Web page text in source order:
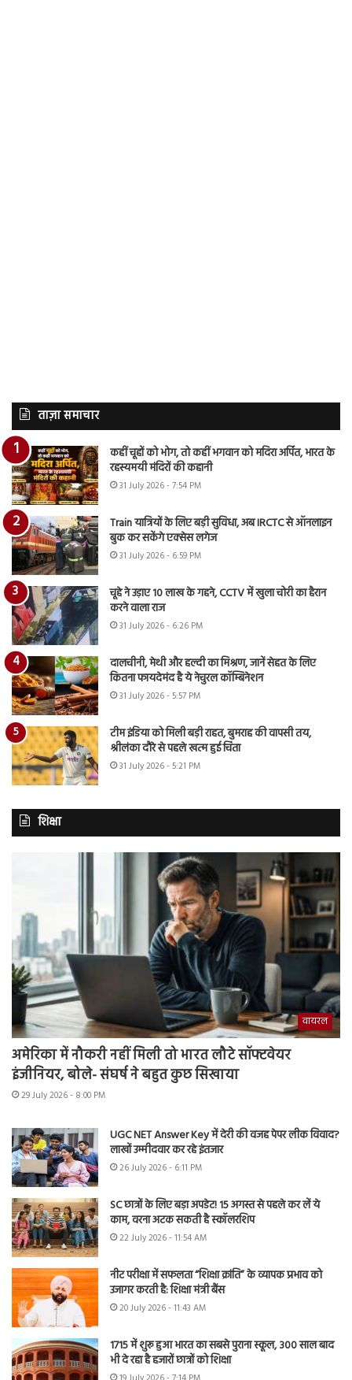
ताज़ा समाचार
कहीं चूहों को भोग, तो कहीं भगवान को मदिरा अर्पित, भारत के
रहस्यमयी मंदिरों की कहानी
31 July 2026 - 7:54 PM
Train यात्रियों के लिए बड़ी सुविधा, अब IRCTC से ऑनलाइन
बुक कर सकेंगे एक्सेस लगेज
31 July 2026 - 6:59 PM
चूहे ने उड़ाए 10 लाख के गहने, CCTV में खुला चोरी का हैरान
करने वाला राज
31 July 2026 - 6:26 PM
दालचीनी, मेथी और हल्दी का मिश्रण, जानें सेहत के लिए
कितना फायदेमंद है ये नेचुरल कॉम्बिनेशन
31 July 2026 - 5:57 PM
टीम इंडिया को मिली बड़ी राहत, बुमराह की वापसी तय,
श्रीलंका दौरे से पहले खत्म हुई चिंता
31 July 2026 - 5:21 PM
शिक्षा
वायरल
अमेरिका में नौकरी नहीं मिली तो भारत लौटे सॉफ्टवेयर
इंजीनियर, बोले- संघर्ष ने बहुत कुछ सिखाया
29 July 2026 - 8:00 PM
UGC NET Answer Key में देरी की वजह पेपर लीक विवाद?
लाखों उम्मीदवार कर रहे इंतजार
26 July 2026 - 6:11 PM
SC छात्रों के लिए बड़ा अपडेट! 15 अगस्त से पहले कर लें ये
काम, वरना अटक सकती है स्कॉलरशिप
22 July 2026 - 11:54 AM
नीट परीक्षा में सफलता “शिक्षा क्रांति” के व्यापक प्रभाव को
उजागर करती है: शिक्षा मंत्री बैंस
20 July 2026 - 11:43 AM
1715 में शुरू हुआ भारत का सबसे पुराना स्कूल, 300 साल बाद
भी दे रहा है हजारों छात्रों को शिक्षा